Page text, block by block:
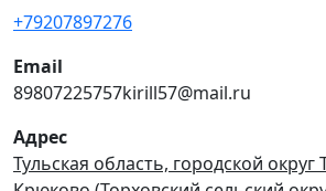
+79207897276
Email
89807225757kirill57@mail.ru
Адрес
Тульская область, городской округ